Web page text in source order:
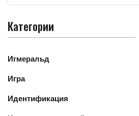
Категории
Игмеральд
Игра
Идентификация